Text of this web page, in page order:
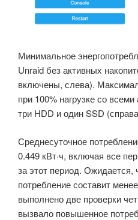
Минимальное
Unraid без активных
включены, слева).
при 100% нагрузке со
три HDD и один SSD
Среднесуточное
0.449 кВт·ч, включая все
за этот период. Ожидается,
потребление составит
выполнено две проверки
вызвало повышенное